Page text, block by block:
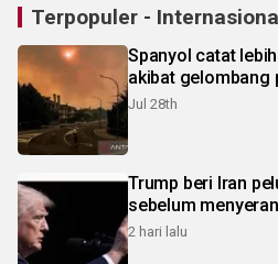
Terpopuler -
Spanyol catat
akibat gelombang
Jul 28th
Trump beri Iran
sebelum
2 hari lalu